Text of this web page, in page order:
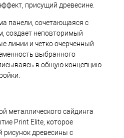
присущий древесине.
панели, сочетающаяся с
создает неповторимый
линии и четко очерченный
выбранного
в общую концепцию
металлического сайдинга
Print Elite, которое
рисунок древесины с